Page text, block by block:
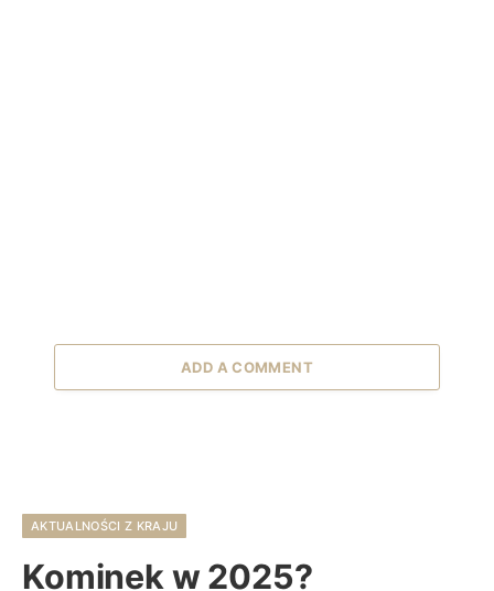
ADD A COMMENT
AKTUALNOŚCI Z KRAJU
Kominek w 2025?